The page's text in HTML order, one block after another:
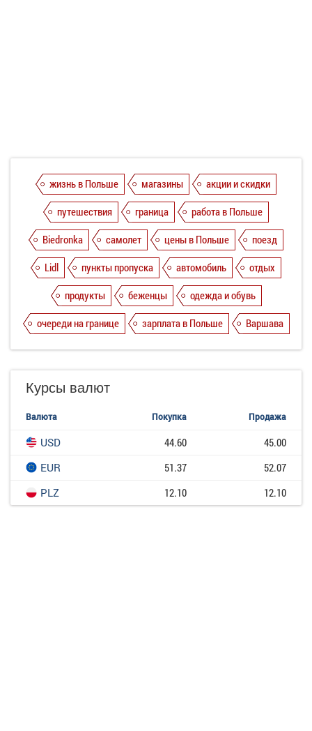
жизнь в Польше магазины
акции и скидки
путешествия
граница
работа в Польше
Biedronka
самолет цены в Польше
поезд
Lidl
пункты пропуска автомобиль
отдых
продукты
беженцы
одежда и обувь
очереди на границе
зарплата в Польше Варшава
Курсы валют
Валюта Покупка Продажа
USD 44.60
45.00
EUR
51.37
52.07
PLZ
12.10 12.10